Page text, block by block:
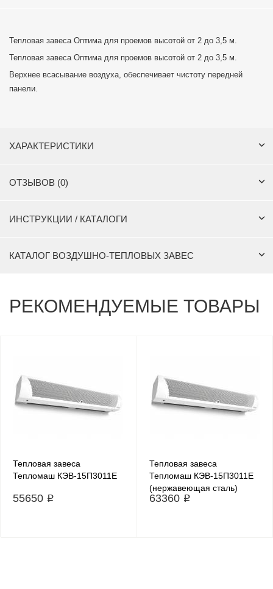
Тепловая завеса Оптима для проемов высотой от 2 до 3,5 м.
Тепловая завеса Оптима для проемов высотой от 2 до 3,5 м.
Верхнее всасывание воздуха, обеспечивает чистоту передней
панели.
ХАРАКТЕРИСТИКИ
ОТЗЫВОВ (0)
ИНСТРУКЦИИ / КАТАЛОГИ
КАТАЛОГ ВОЗДУШНО-ТЕПЛОВЫХ ЗАВЕС
РЕКОМЕНДУЕМЫЕ ТОВАРЫ
Тепловая завеса
Тепломаш КЭВ-15П3011E
55650 ₽
Тепловая завеса
Тепломаш КЭВ-15П3011E
(нержавеющая сталь)
63360 ₽